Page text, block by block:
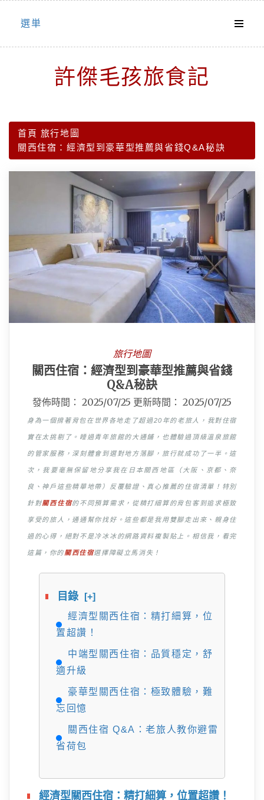
Skip
選単
許傑毛孩旅食記
首頁 旅行地圖
關西住宿：經濟型到豪華型推薦與省錢Q&A秘訣
旅行地圖
關西住宿：經濟型到豪華型推薦與省錢
Q&A秘訣
發佈時間： 2025/07/25 更新時間： 2025/07/25
身為一個揹著背包在世界各地走了超過20年的老旅人，我對住宿
實在太挑剔了。睡過青年旅館的大通鋪，也體驗過頂級溫泉旅館
的管家服務，深刻體會到選對地方落腳，旅行就成功了一半。這
次，我要毫無保留地分享我在日本關西地區（大阪、京都、奈
良、神戶這些精華地帶）反覆驗證、真心推薦的住宿清單！特別
針對關西住宿的不同預算需求，從精打細算的背包客到追求極致
享受的旅人，通通幫你找好。這些都是我用雙腳走出來、親身住
過的心得，絕對不是冷冰冰的網路資料複製貼上。相信我，看完
這篇，你的關西住宿選擇障礙立馬消失！
目錄 [+]
經濟型關西住宿：精打細算，位
置超讚！
中端型關西住宿：品質穩定，舒
適升級
豪華型關西住宿：極致體驗，難
忘回憶
關西住宿 Q&A：老旅人教你避雷
省荷包
經濟型關西住宿：精打細算，位置超讚！